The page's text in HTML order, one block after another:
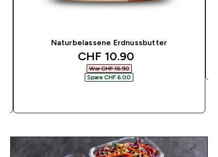
Naturbelassene Erdnussbutter
discounted price
CHF 10.90‎
War CHF 16.90‎
Spare CHF 6.00‎